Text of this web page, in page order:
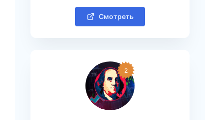
Смотреть
2